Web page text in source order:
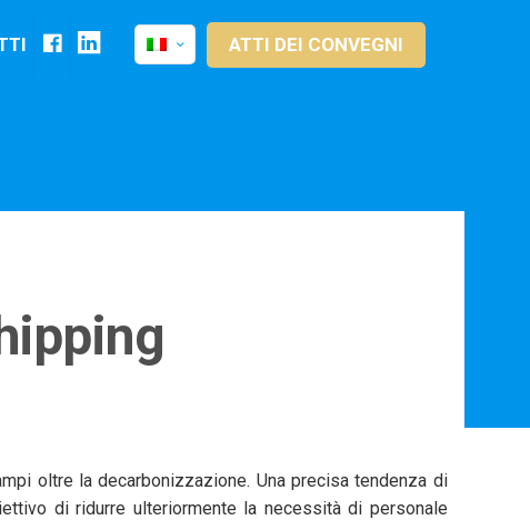
FACEBOOK
Linkedin ATTI DEI CONVEGNI
oltre la decarbonizzazione. Una precisa tendenza di
di ridurre ulteriormente la necessità di personale